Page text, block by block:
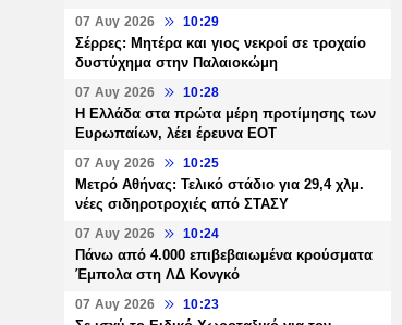
07 Αυγ 2026 10:29
Σέρρες: Μητέρα και γιος νεκροί σε τροχαίο
δυστύχημα στην Παλαιοκώμη
07 Αυγ 2026 10:28
Η Ελλάδα στα πρώτα μέρη προτίμησης των
Ευρωπαίων, λέει έρευνα ΕΟΤ
07 Αυγ 2026 10:25
Μετρό Αθήνας: Τελικό στάδιο για 29,4 χλμ.
νέες σιδηροτροχιές από ΣΤΑΣΥ
07 Αυγ 2026 10:24
Πάνω από 4.000 επιβεβαιωμένα κρούσματα
Έμπολα στη ΛΔ Κονγκό
07 Αυγ 2026 10:23